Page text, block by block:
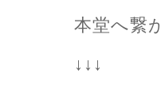
本堂へ繋
↓↓↓